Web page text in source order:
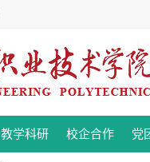
教学科研 校企合作 党